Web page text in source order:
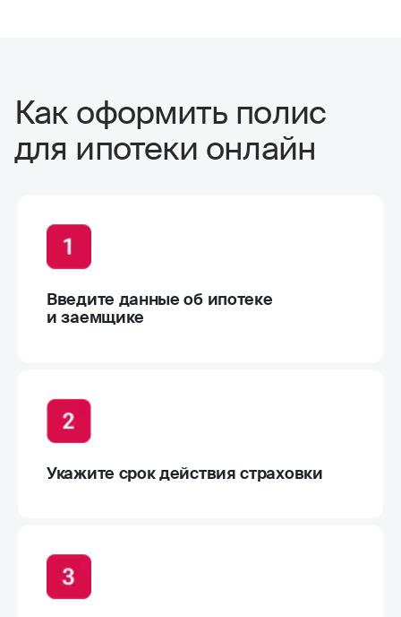
Как оформить полис
для ипотеки онлайн
Введите данные об ипотеке
и заемщике
Укажите срок действия страховки